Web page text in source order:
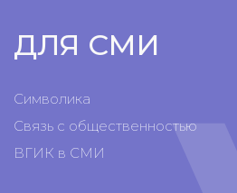
ДЛЯ СМИ
Символика
Связь с общественностью
ВГИК в СМИ